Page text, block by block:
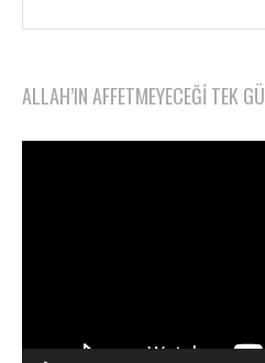
ALLAH’IN AFFETMEYECEĞI TEK